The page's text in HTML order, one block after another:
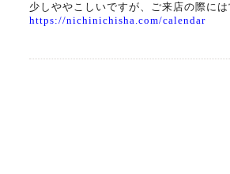
少しややこしいですが、ご来店の際に
https://nichinichisha.com/calendar